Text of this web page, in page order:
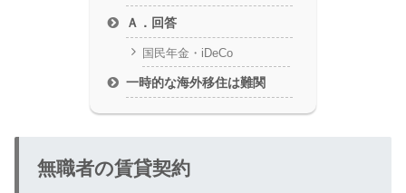
Ａ．回答
国民年金・iDeCo
一時的な海外移住は難関
無職者の賃貸契約